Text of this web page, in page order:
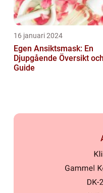
16 januari 2024
Egen Ansiktsmask: En
Djupgående Översikt och
Guide